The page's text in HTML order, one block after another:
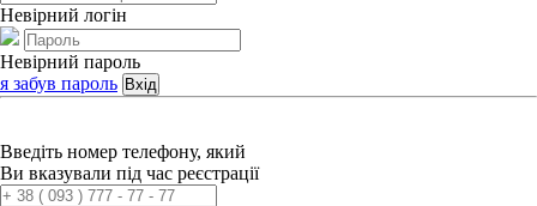
Невірний логін
Невірний пароль
я забув пароль Вхід
Введіть номер телефону, який
Ви вказували під час реєстрації